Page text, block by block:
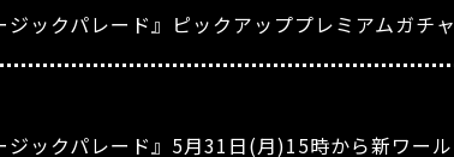
ジックパレード』ピックアッププレミアムガ
ジックパレード』5月31日(月)15時から新ワー